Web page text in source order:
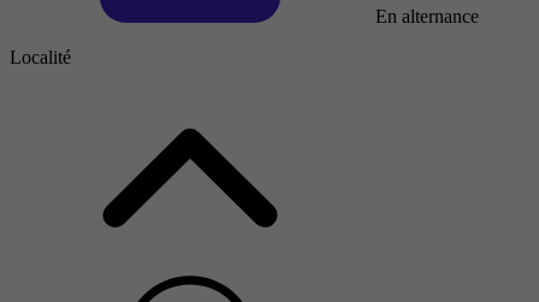
En alternance
Localité